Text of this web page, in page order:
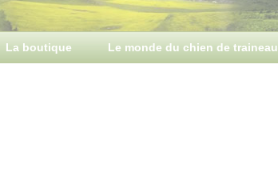
La boutique Le monde du chien de traineau